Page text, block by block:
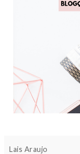
Lais Araujo